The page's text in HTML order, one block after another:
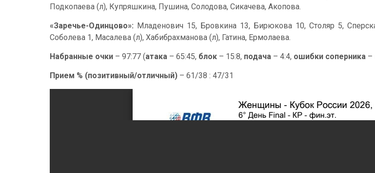
Подкопаева (л), Купряшкина, Пушина, Солодова, Сикачева, Акопова.
«Заречье-Одинцово»: Младенович 15, Бровкина 13, Бирюкова 10, Столяр 5,
Соболева 1, Масалева (л), Хабибрахманова (л), Гатина, Ермолаева.
Набранные очки – 97:77 (атака – 65:45, блок – 15:8, подача – 4:4, ошибки соперника –
Прием % (позитивный/отличный) – 61/38 : 47/31